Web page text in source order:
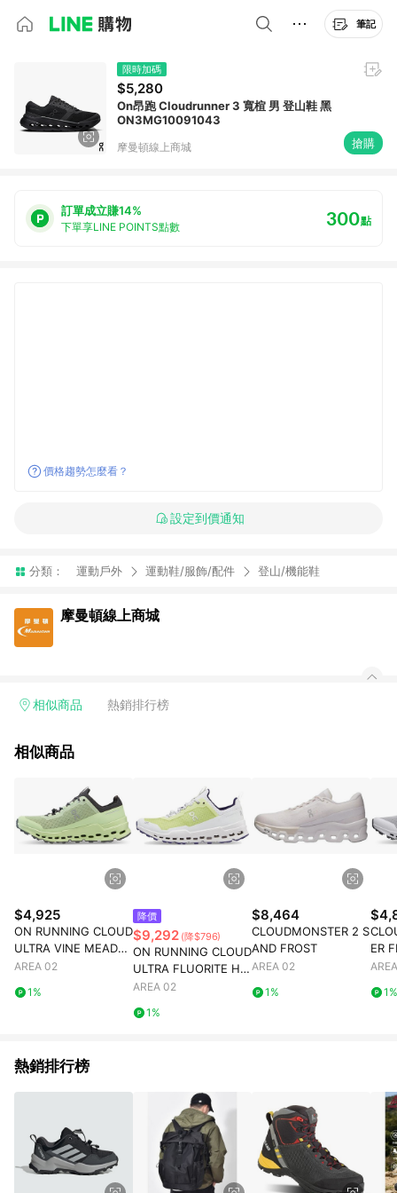
筆記
限時加碼
$5,280
On昂跑 Cloudrunner 3 寬楦 男 登山鞋 黑
ON3MG10091043
摩曼頓線上商城 搶購
訂單成立賺14%
下單享LINE POINTS點數 300點
價格趨勢怎麼看？
設定到價通知
分類： 運動戶外 運動鞋/服飾/配件 登山/機能鞋
摩曼頓線上商城
相似商品 熱銷排行榜
相似商品
$4,925
ON RUNNING CLOUD
ULTRA VINE MEADO
W GREEN WOMENS
AREA 02
1%
降價
$9,292 (降$796)
ON RUNNING CLOUD
ULTRA FLUORITE HA
Y GREEN WHITE
AREA 02
1%
$8,464
CLOUDMONSTER 2 S
AND FROST
AREA 02
1%
ER
1%
熱銷排行榜